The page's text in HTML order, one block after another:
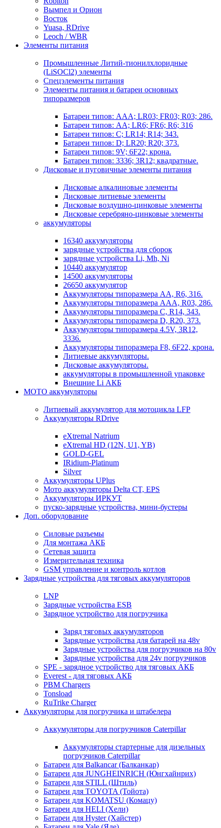
Вымпел и Орион
Восток
Yuasa, RDrive
Leoch / WBR
Элементы питания
Промышленные Литий-тионилхлоридные
(LiSOCl2) элементы
Спецэлементы питания
Элементы питания и батареи основных
типоразмеров
Батареи типов: AAA; LR03; FR03; R03; 286.
Батареи типов: AA; LR6; FR6; R6; 316
Батареи типов: C; LR14; R14; 343.
Батареи типов: D; LR20; R20; 373.
Батареи типов: 9V; 6F22; крона.
Батареи типов: 3336; 3R12; квадратные.
Дисковые и пуговичные элементы питания
Дисковые алкалиновые элементы
Дисковые литиевые элементы
Дисковые воздушно-цинковые элементы
Дисковые серебряно-цинковые элементы
аккумуляторы
16340 аккумуляторы
зарядные устройства для сборок
зарядные устройства Li, Mh, Ni
10440 аккумулятор
14500 аккумуляторы
26650 аккумулятор
Аккумуляторы типоразмера АА, R6, 316.
Аккумуляторы типоразмера ААА, R03, 286.
Аккумуляторы типоразмера С, R14, 343.
Аккумуляторы типоразмера D, R20, 373.
Аккумуляторы типоразмера 4.5V, 3R12,
3336.
Аккумуляторы типоразмера F8, 6F22, крона.
Литиевые аккумуляторы.
Дисковые аккумуляторы.
аккумуляторы в промышленной упаковке
Внешние Li АКБ
МОТО аккумуляторы
Литиевый аккумулятор для мотоцикла LFP
Аккумуляторы RDrive
eXtremal Natrium
eXtremal HD (12N, U1, YB)
GOLD-GEL
IRidium-Platinum
Silver
Аккумуляторы UPlus
Мото аккумуляторы Delta CT, EPS
Аккумуляторы ИРКУТ
пуско-зарядные устройства, мини-бустеры
Доп. оборудование
Силовые разъемы
Для монтажа АКБ
Сетевая защита
Измерительная техника
GSM управление и контроль котлов
Зарядные устройства для тяговых аккумуляторов
LNP
Зарядные устройства ESB
Зарядное устройство для погрузчика
Заряд тяговых аккумуляторов
Зарядные устройства для батарей на 48v
Зарядные устройства для погрузчиков на 80v
Зарядные устройства для 24v погрузчиков
SPE - зарядное устройство для тяговых АКБ
Everest - для тяговых АКБ
PBM Chargers
Tonsload
RuTrike Charger
Аккумуляторы для погрузчика и штабелера
Аккумуляторы для погрузчиков Caterpillar
Аккумуляторы стартерные для дизельных
погрузчиков Caterpillar
Батареи для Balkancar (Балканкар)
Батареи для JUNGHEINRICH (Юнгхайнрих)
Батареи для STILL (Штиль)
Батареи для TOYOTA (Тойота)
Батареи для KOMATSU (Комацу)
Батареи для HELI (Хели)
Батареи для Hyster (Хайстер)